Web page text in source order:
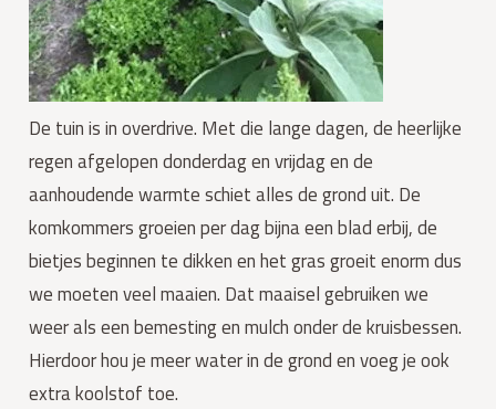
De tuin is in overdrive. Met die lange dagen, de heerlijke
regen afgelopen donderdag en vrijdag en de
aanhoudende warmte schiet alles de grond uit. De
komkommers groeien per dag bijna een blad erbij, de
bietjes beginnen te dikken en het gras groeit enorm dus
we moeten veel maaien. Dat maaisel gebruiken we
weer als een bemesting en mulch onder de kruisbessen.
Hierdoor hou je meer water in de grond en voeg je ook
extra koolstof toe.